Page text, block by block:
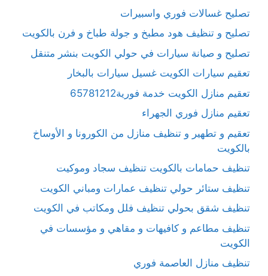
تصليح غسالات فوري واسبيرات
تصليح و تنظيف هود مطبخ و جولة طباخ و فرن بالكويت
تصليح و صيانة سيارات في حولي الكويت بنشر متنقل
تعقيم سيارات الكويت غسيل سيارات بالبخار
تعقيم منازل الكويت خدمة فورية65781212
تعقيم منازل فوري الجهراء
تعقيم و تطهير و تنظيف منازل من الكورونا و الأوساخ
بالكويت
تنظيف حمامات بالكويت تنظيف سجاد وموكيت
تنظيف ستائر حولي تنظيف عمارات ومباني الكويت
تنظيف شقق بحولي تنظيف فلل ومكاتب في الكويت
تنظيف مطاعم و كافيهات و مقاهي و مؤسسات في
الكويت
تنظيف منازل العاصمة فوري